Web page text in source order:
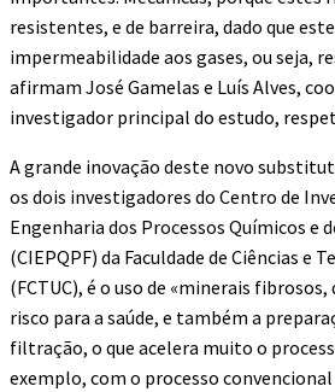
resistentes, e de barreira, dado que
impermeabilidade aos gases, ou seja,
afirmam José Gamelas e Luís Alves,
investigador principal do estudo,
A grande inovação deste novo
os dois investigadores do Centro de
Engenharia dos Processos Químicos e
(CIEPQPF) da Faculdade de Ciências e
(FCTUC), é o uso de «minerais
risco para a saúde, e também a
filtração, o que acelera muito o
exemplo, com o processo